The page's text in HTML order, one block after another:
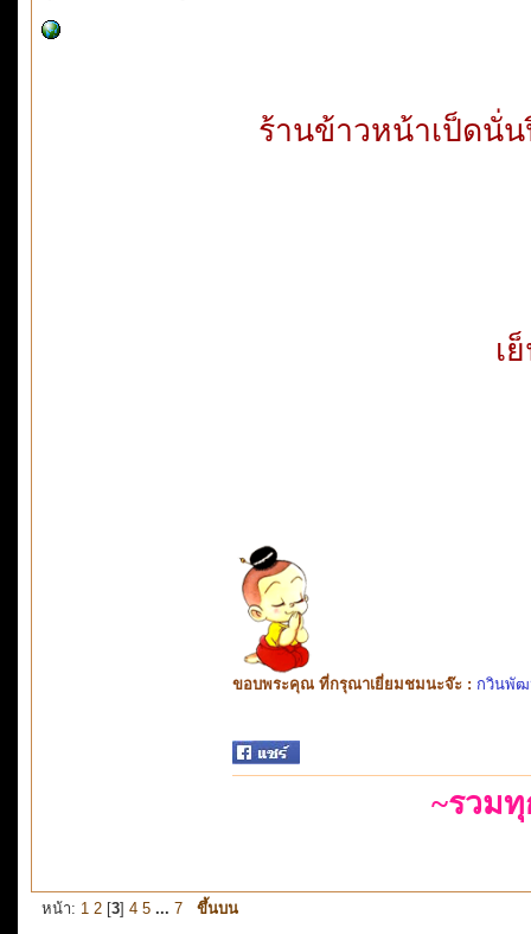
ร้านข้าวหน้าเป็ดนั่
เ
ขอบพระคุณ ที่กรุณาเยี่ยมชมนะจ๊ะ : กวินพั
~รวม
หน้า: 1 2 [3] 4 5 ... 7 ขึ้นบน